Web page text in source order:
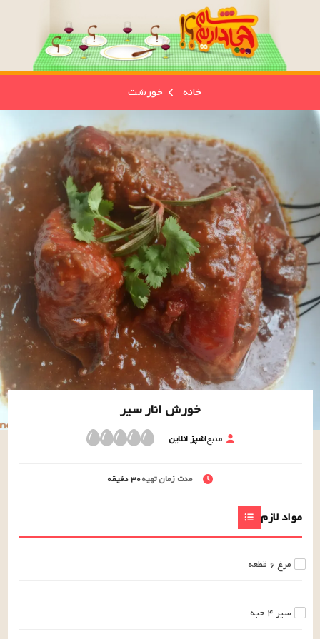
خانه خورشت
خورش انار سیر
منبعاشپز انلاین
مدت زمان تهیه۳۰دقیقه
مواد لازم
مرغ ۶ قطعه
سیر ۴ حبه